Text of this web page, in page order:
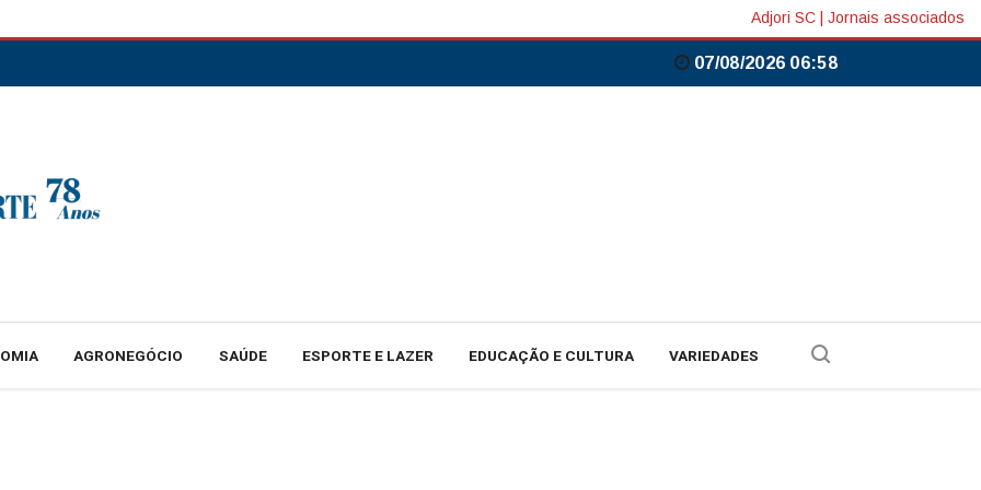
Adjori SC Jornais associados
07/08/2026 06:58
AGRONEGÓCIO SAÚDE ESPORTE E LAZER EDUCAÇÃO E CULTURA VARIEDADES